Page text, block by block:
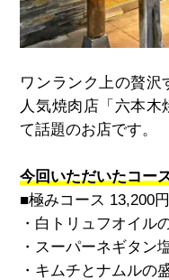
ワンランク上の贅沢
人気焼肉店「六本
て話題のお店です。
今回いただいたコー
■極みコース 13,200円
・白トリュフオイル
・スーパーネギタン
・キムチとナムルの